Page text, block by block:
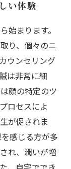
い体験
始まります。
り、個々のニ
ウンセリング
は非常に細
顔の特定のツ
ロセスによ
が促されま
感じる方が多
れ、潤いが増